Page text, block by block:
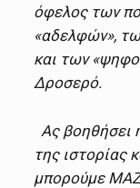
όφελος των
«αδελφών»,
και των
Δροσερό.
Ας βοηθήσει
της ιστορίας
μπορούμε